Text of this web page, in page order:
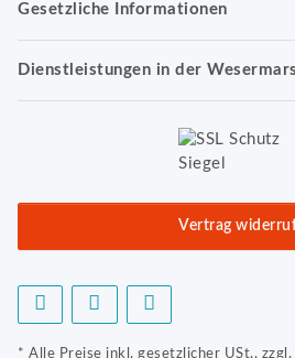
Gesetzliche Informationen
Dienstleistungen in der
Vertrag
* Alle Preise inkl. gesetzlicher USt., zzgl.